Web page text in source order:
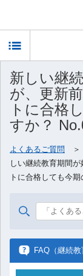
新しい継
が、更新
トに合格
すか？
よくあるご質問
しい継続教育期間
トに合格しても今
FAQ（継続教